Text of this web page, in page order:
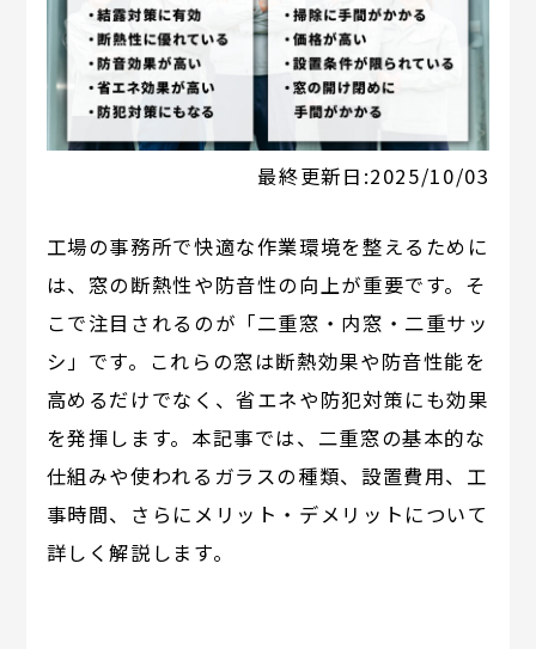
最終更新日:2025/10/03
工場の事務所で快適な作業環境を整えるために
は、窓の断熱性や防音性の向上が重要です。そ
こで注目されるのが「二重窓・内窓・二重サッ
シ」です。これらの窓は断熱効果や防音性能を
高めるだけでなく、省エネや防犯対策にも効果
を発揮します。本記事では、二重窓の基本的な
仕組みや使われるガラスの種類、設置費用、工
事時間、さらにメリット・デメリットについて
詳しく解説します。